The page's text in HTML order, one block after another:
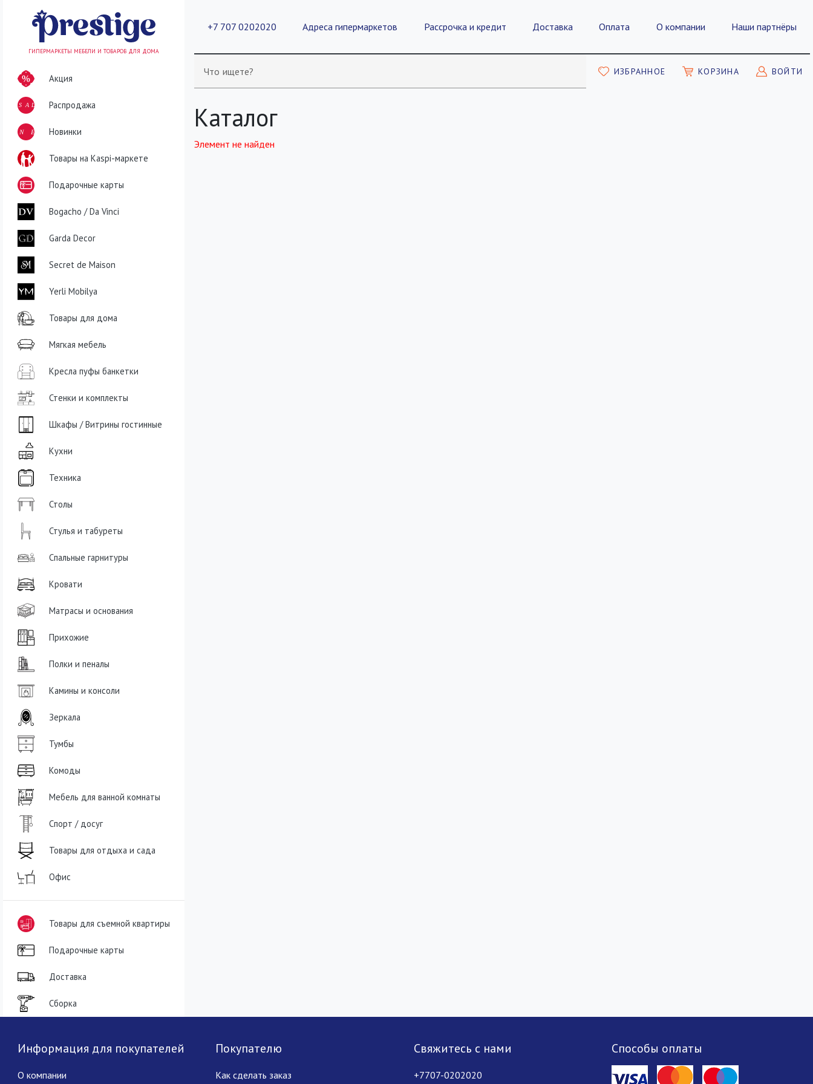
+7 707 0202020 Адреса гипермаркетов Рассрочка и кредит Доставка Оплата О компании Наши партнёры
Что ищете? ИЗБРАННОЕ КОРЗИНА ВОЙТИ
ГИПЕРМАРКЕТЫ МЕБЕЛИ И ТОВАРОВ ДЛЯ ДОМА
Акция
SALE Распродажа
NEWНовинки
Товары на Kaspi-маркете
Подарочные карты
Bogacho / Da Vinci
Garda Decor
Secret de Maison
Yerli Mobilya
Товары для дома
Мягкая мебель
Кресла пуфы банкетки
Стенки и комплекты
Шкафы / Витрины гостинные
Кухни
Техника
Столы
Стулья и табуреты
Спальные гарнитуры
Кровати
Матрасы и основания
Прихожие
Полки и пеналы
Камины и консоли
Зеркала
Тумбы
Комоды
Мебель для ванной комнаты
Спорт / досуг
Товары для отдыха и сада
Офис
Товары для съемной квартиры
Подарочные карты
Доставка
Сборка
Каталог
Элемент не найден
Информация для покупателей
О компании
Покупателю
Как сделать заказ
Свяжитесь с нами
+7707-0202020
Способы оплаты